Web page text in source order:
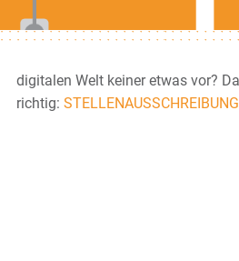
richtig: STELLENAUSSCHREIBUNG